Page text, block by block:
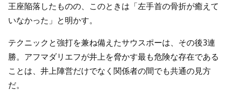
王座陥落したものの、このときは「左手首の骨折が癒えて
いなかった」と明かす。
テクニックと強打を兼ね備えたサウスポーは、その後3連
勝。アフマダリエフが井上を脅かす最も危険な存在である
ことは、井上陣営だけでなく関係者の間でも共通の見方
だ。